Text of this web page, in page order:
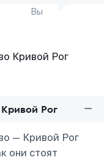
Вы
Рог
— Кривой Рог
они стоят